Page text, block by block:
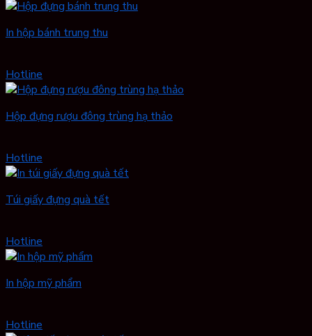
In hộp bánh trung thu
Hotline
Hộp đựng rượu đông trùng hạ thảo
Hotline
Túi giấy đựng quà tết
Hotline
In hộp mỹ phẩm
Hotline